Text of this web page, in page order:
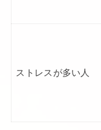
ストレスが多い人